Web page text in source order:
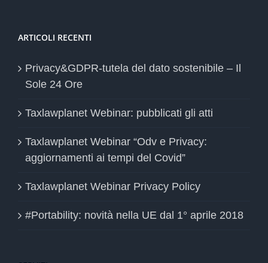
ARTICOLI RECENTI
Privacy&GDPR-tutela del dato sostenibile – Il
Sole 24 Ore
Taxlawplanet Webinar: pubblicati gli atti
Taxlawplanet Webinar “Odv e Privacy:
aggiornamenti ai tempi del Covid”
Taxlawplanet Webinar Privacy Policy
#Portability: novità nella UE dal 1° aprile 2018